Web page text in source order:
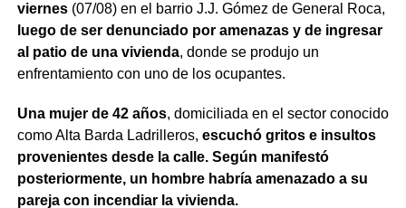
La actuación permitió contener los episodios y coordinar
la intervención de los organismos correspondientes,
priorizando la seguridad de las personas y el abordaje de
una situación que requirió tanto respuesta policial como
asistencia sanitaria.
viernes(07/08) en el barrio J.J. Gómez de General Roca,
luego de ser denunciado por amenazas y de ingresar
al patio de una vivienda, donde se produjo un
enfrentamiento con uno de los ocupantes.
Una mujer de 42 años, domiciliada en el sector conocido
como Alta Barda Ladrilleros, escuchó gritos e insultos
provenientes desde la calle. Según manifestó
posteriormente, un hombre habría amenazado a su
pareja con incendiar la vivienda.